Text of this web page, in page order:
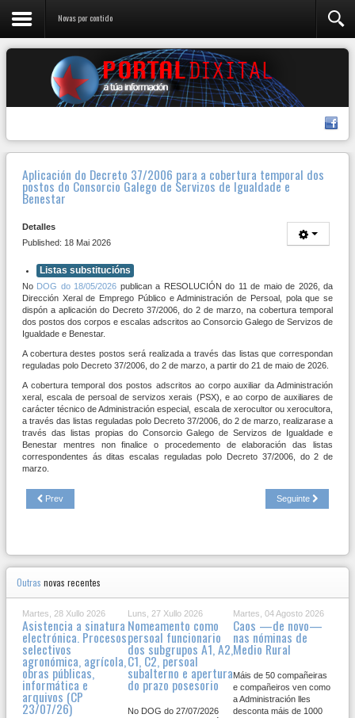
Novas por contido
Aplicación do Decreto 37/2006 para a cobertura temporal dos
postos do Consorcio Galego de Servizos de Igualdade e
Benestar
Detalles
Published: 18 Mai 2026
Listas substitucións
No DOG do 18/05/2026 publican a RESOLUCIÓN do 11 de maio de 2026, da
Dirección Xeral de Emprego Público e Administración de Persoal, pola que se
dispón a aplicación do Decreto 37/2006, do 2 de marzo, na cobertura temporal
dos postos dos corpos e escalas adscritos ao Consorcio Galego de Servizos de
Igualdade e Benestar.
A cobertura destes postos será realizada a través das listas que correspondan
reguladas polo Decreto 37/2006, do 2 de marzo, a partir do 21 de maio de 2026.
A cobertura temporal dos postos adscritos ao corpo auxiliar da Administración
xeral, escala de persoal de servizos xerais (PSX), e ao corpo de auxiliares de
carácter técnico de Administración especial, escala de xerocultor ou xerocultora,
a través das listas reguladas polo Decreto 37/2006, do 2 de marzo, realizarase a
través das listas propias do Consorcio Galego de Servizos de Igualdade e
Benestar mentres non finalice o procedemento de elaboración das listas
correspondentes ás ditas escalas reguladas polo Decreto 37/2006, do 2 de
marzo.
Prev Seguinte
Outras novas recentes
Martes, 28 Xullo 2026
Asistencia a sinatura
electrónica. Procesos
selectivos
agronómica, agrícola,
obras públicas,
informática e
arquivos (CP
23/07/26)
Luns, 27 Xullo 2026
Nomeamento como
persoal funcionario
dos subgrupos A1, A2,
C1, C2, persoal
subalterno e apertura
do prazo posesorio
No DOG do 27/07/2026
Martes, 04 Agosto 2026
Caos —de novo—
nas nóminas de
Medio Rural
Máis de 50 compañeiras
e compañeiros ven como
a Administración lles
desconta máis de 1000